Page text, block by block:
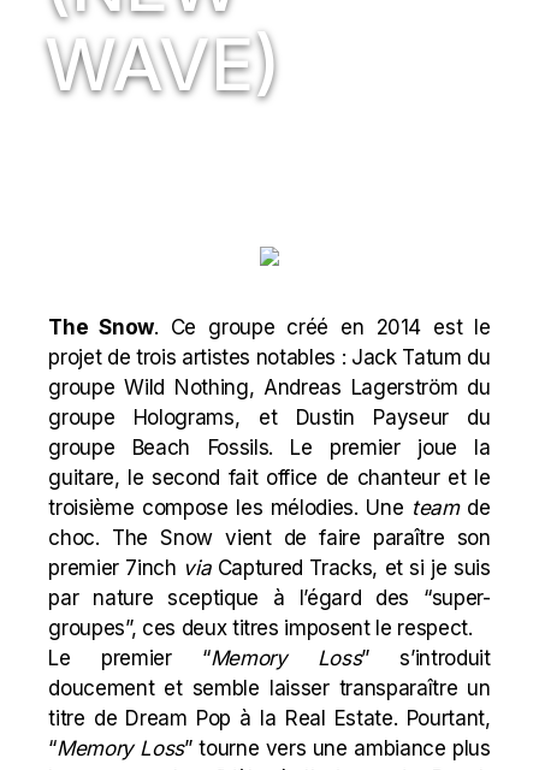
WAVE)
The Snow. Ce groupe créé en 2014 est le
projet de trois artistes notables : Jack Tatum du
groupe Wild Nothing, Andreas Lagerström du
groupe Holograms, et Dustin Payseur du
groupe
Beach Fossils. Le premier joue la
guitare, le second fait office de chanteur et le
troisième compose les mélodies. Une teamde
choc. The Snow vient de faire paraître son
premier 7inch viaCaptured Tracks, et si je suis
par nature sceptique à l’égard des “super-
groupes”, ces deux titres imposent le respect.
Le premier “Memory Loss” s’introduit
doucement et semble laisser transparaître un
titre de Dream Pop à la Real Estate. Pourtant,
“Memory Loss” tourne vers une ambiance plus